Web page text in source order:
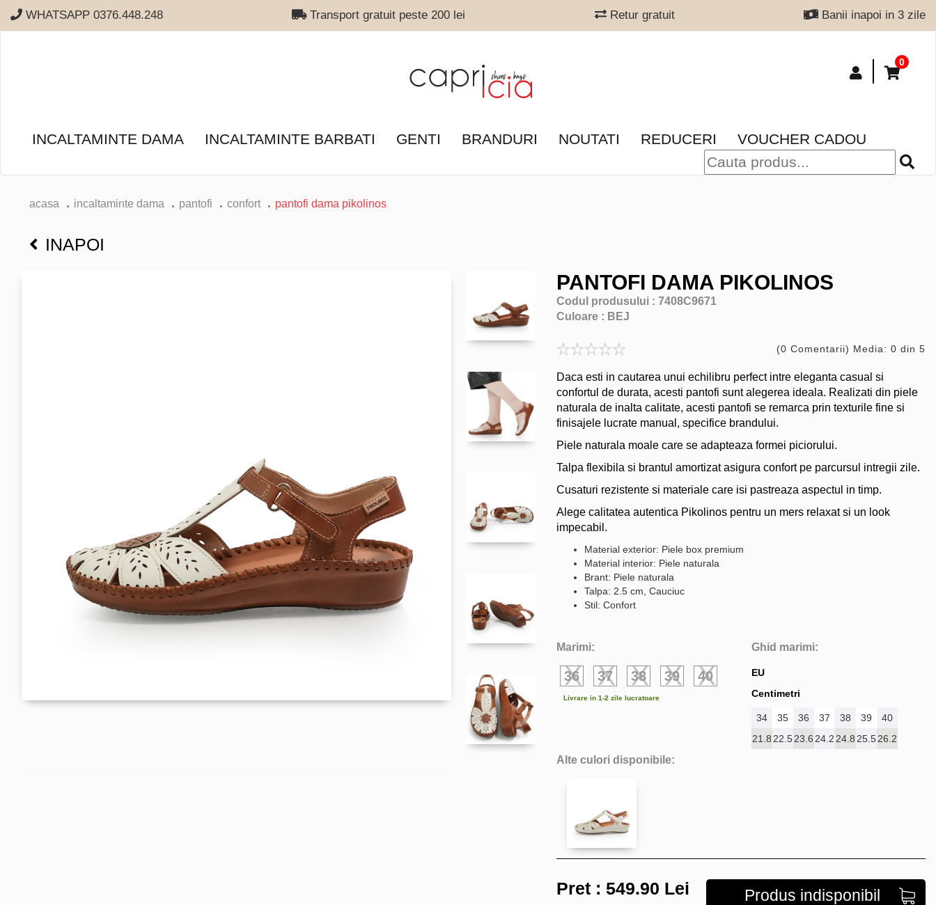
WHATSAPP 0376.448.248 Transport gratuit peste 200 lei Retur gratuit Banii inapoi in 3 zile
0
INCALTAMINTE DAMA INCALTAMINTE BARBATI GENTI BRANDURI NOUTATI REDUCERI VOUCHER CADOU
acasa incaltaminte dama pantofi confort pantofi dama pikolinos
INAPOI
PANTOFI DAMA PIKOLINOS
Codul produsului : 7408C9671
Culoare : BEJ
(0 Comentarii) Media: 0 din 5
Daca esti in cautarea unui echilibru perfect intre eleganta casual si
confortul de durata, acesti pantofi sunt alegerea ideala. Realizati din piele
naturala de inalta calitate, acesti pantofi se remarca prin texturile fine si
finisajele lucrate manual, specifice brandului.
Piele naturala moale care se adapteaza formei piciorului.
Talpa flexibila si brantul amortizat asigura confort pe parcursul intregii zile.
Cusaturi rezistente si materiale care isi pastreaza aspectul in timp.
Alege calitatea autentica Pikolinos pentru un mers relaxat si un look
impecabil.
Material exterior: Piele box premium
Material interior: Piele naturala
Brant: Piele naturala
Talpa: 2.5 cm, Cauciuc
Stil: Confort
Marimi:
36 37 38 39 40
Livrare in 1-2 zile lucratoare
Ghid marimi:
EU
Centimetri
34 35 36 37 38 39
40
21.8 22.523.6 24.2 24.8 25.526.2
Alte culori disponibile:
Pret : 549.90 Lei Produs indisponibil